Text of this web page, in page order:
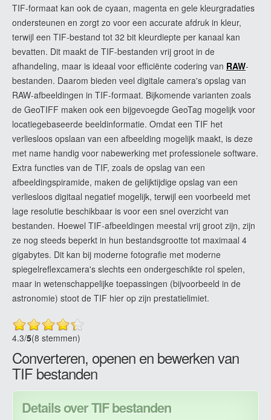
TIF-formaat kan ook de cyaan, magenta en gele kleurgradaties
ondersteunen en zorgt zo voor een accurate afdruk in kleur,
terwijl een TIF-bestand tot 32 bit kleurdiepte per kanaal kan
bevatten. Dit maakt de TIF-bestanden vrij groot in de
afhandeling, maar is ideaal voor efficiënte codering van RAW-
bestanden. Daarom bieden veel digitale camera's opslag van
RAW-afbeeldingen in TIF-formaat. Bijkomende varianten zoals
de GeoTIFF maken ook een bijgevoegde GeoTag mogelijk voor
locatiegebaseerde beeldinformatie. Omdat een TIF het
verliesloos opslaan van een afbeelding mogelijk maakt, is deze
met name handig voor nabewerking met professionele software.
Extra functies van de TIF, zoals de opslag van een
afbeeldingspiramide, maken de gelijktijdige opslag van een
verliesloos digitaal negatief mogelijk, terwijl een voorbeeld met
lage resolutie beschikbaar is voor een snel overzicht van
bestanden. Hoewel TIF-afbeeldingen meestal vrij groot zijn, zijn
ze nog steeds beperkt in hun bestandsgrootte tot maximaal 4
gigabytes. Dit kan bij moderne fotografie met moderne
spiegelreflexcamera's slechts een ondergeschikte rol spelen,
maar in wetenschappelijke toepassingen (bijvoorbeeld in de
astronomie) stoot de TIF hier op zijn prestatielimiet.
4.3/5(8 stemmen)
Converteren, openen en bewerken van
TIF bestanden
Details over TIF bestanden